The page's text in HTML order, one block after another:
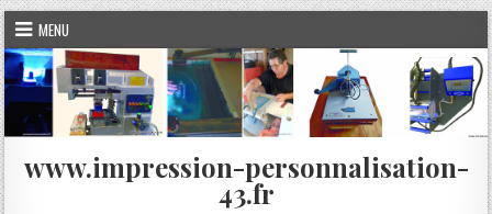
Skip
to
content
MENU
www.impression-personnalisation-
43.fr